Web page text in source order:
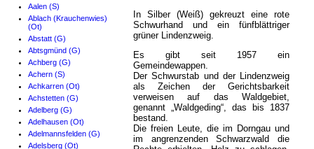
Aalen (S)
Ablach (Krauchenwies)
(Ot)
Abstatt (G)
Abtsgmünd (G)
Achberg (G)
Achern (S)
Achkarren (Ot)
Achstetten (G)
Adelberg (G)
Adelhausen (Ot)
Adelmannsfelden (G)
Adelsberg (Ot)
In Silber (Weiß) gekreuzt eine rote
Schwurhand und ein fünfblättriger
grüner Lindenzweig.
Es gibt seit 1957 ein
Gemeindewappen.
Der Schwurstab und der Lindenzweig
als Zeichen der Gerichtsbarkeit
verweisen auf das Waldgebiet,
genannt „Waldgeding“, das bis 1837
bestand.
Die freien Leute, die im Dorngau und
im angrenzenden Schwarzwald die